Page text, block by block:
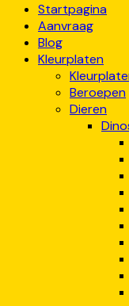
Startpagina
Aanvraag
Blog
Kleurplaten
Beroepen
Dieren